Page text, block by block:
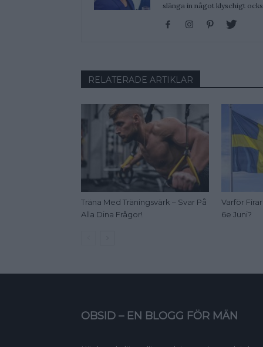
slänga in något klyschigt
RELATERADE ARTIKLAR
Träna Med Träningsvärk – Svar På
Alla Dina Frågor!
Varför
6e Juni?
OBSID – EN BLOGG FÖR MÄN